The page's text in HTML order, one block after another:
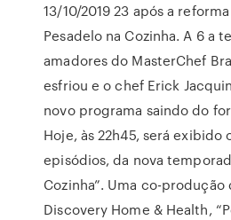
13/10/2019 23 após a
Pesadelo na Cozinha. A 6 a
amadores do MasterChef
esfriou e o chef Erick
novo programa saindo do
Hoje, às 22h45, será
episódios, da nova
Cozinha”. Uma co-produção
Discovery Home & Health,